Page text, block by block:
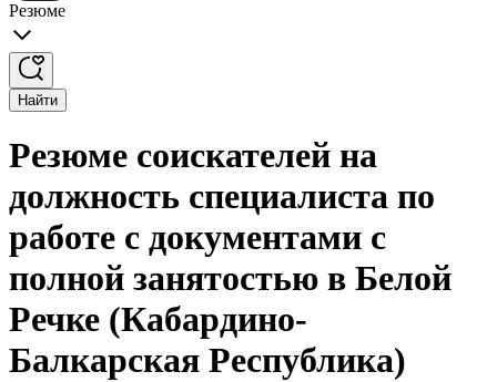
Резюме
Найти
Резюме соискателей на
должность специалиста по
работе с документами с
полной занятостью в Белой
Речке (Кабардино-
Балкарская Республика)